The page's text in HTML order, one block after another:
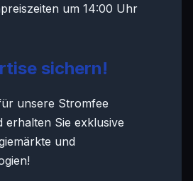
um 14:00 Uhr
sichern!
unsere Stromfee
erhalten Sie exklusive
und